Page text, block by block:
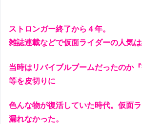
ストロンガー終了から４年。
雑誌連載などで仮面ライダーの人気は
当時はリバイブルブームだったのか『
等を皮切りに
色んな物が復活していた時代。仮面
漏れなかった。